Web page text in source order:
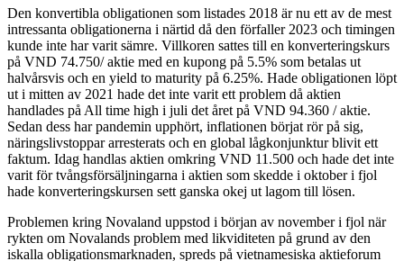
Den konvertibla obligationen som listades 2018 är nu ett av de mest
intressanta obligationerna i närtid då den förfaller 2023 och timingen
kunde inte har varit sämre. Villkoren sattes till en konverteringskurs
på VND 74.750/ aktie med en kupong på 5.5% som betalas ut
halvårsvis och en yield to maturity på 6.25%. Hade obligationen löpt
ut i mitten av 2021 hade det inte varit ett problem då aktien
handlades på All time high i juli det året på VND 94.360 / aktie.
Sedan dess har pandemin upphört, inflationen börjat rör på sig,
näringslivstoppar arresterats och en global lågkonjunktur blivit ett
faktum. Idag handlas aktien omkring VND 11.500 och hade det inte
varit för tvångsförsäljningarna i aktien som skedde i oktober i fjol
hade konverteringskursen sett ganska okej ut lagom till lösen.
Problemen kring Novaland uppstod i början av november i fjol när
rykten om Novalands problem med likviditeten på grund av den
iskalla obligationsmarknaden, spreds på vietnamesiska aktieforum